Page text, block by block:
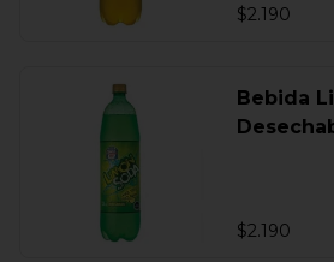
$2.190
Bebida
$2.190